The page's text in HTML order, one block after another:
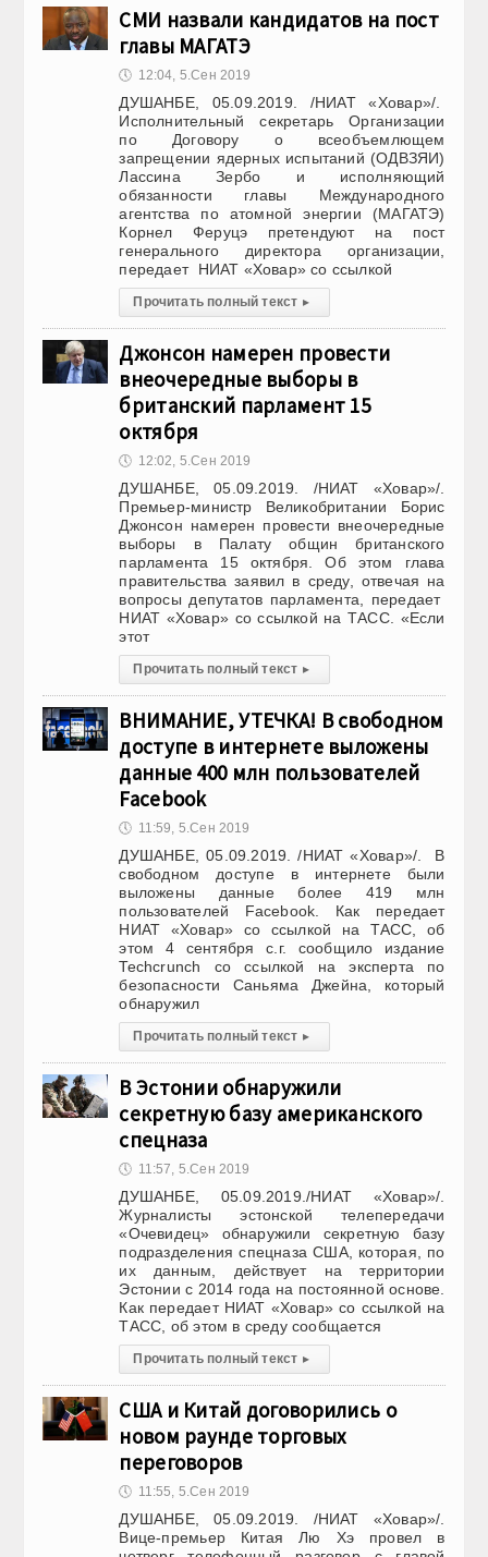
СМИ назвали кандидатов на пост
главы МАГАТЭ
🕔 12:04, 5.Сен 2019
ДУШАНБЕ, 05.09.2019. /НИАТ «Ховар»/.
Исполнительный секретарь Организации
по Договору о всеобъемлющем
запрещении ядерных испытаний (ОДВЗЯИ)
Лассина Зербо и исполняющий
обязанности главы Международного
агентства по атомной энергии (МАГАТЭ)
Корнел Феруцэ претендуют на пост
генерального директора организации,
передает НИАТ «Ховар» со ссылкой
Прочитать полный текст ▸
Джонсон намерен провести
внеочередные выборы в
британский парламент 15
октября
🕔 12:02, 5.Сен 2019
ДУШАНБЕ, 05.09.2019. /НИАТ «Ховар»/.
Премьер-министр Великобритании Борис
Джонсон намерен провести внеочередные
выборы в Палату общин британского
парламента 15 октября. Об этом глава
правительства заявил в среду, отвечая на
вопросы депутатов парламента, передает
НИАТ «Ховар» со ссылкой на ТАСС. «Если
этот
Прочитать полный текст ▸
ВНИМАНИЕ, УТЕЧКА! В свободном
доступе в интернете выложены
данные 400 млн пользователей
Facebook
🕔 11:59, 5.Сен 2019
ДУШАНБЕ, 05.09.2019. /НИАТ «Ховар»/. В
свободном доступе в интернете были
выложены данные более 419 млн
пользователей Facebook. Как передает
НИАТ «Ховар» со ссылкой на ТАСС, об
этом 4 сентября с.г. сообщило издание
Techcrunch со ссылкой на эксперта по
безопасности Саньяма Джейна, который
обнаружил
Прочитать полный текст ▸
В Эстонии обнаружили
секретную базу американского
спецназа
🕔 11:57, 5.Сен 2019
ДУШАНБЕ, 05.09.2019./НИАТ «Ховар»/.
Журналисты эстонской телепередачи
«Очевидец» обнаружили секретную базу
подразделения спецназа США, которая, по
их данным, действует на территории
Эстонии с 2014 года на постоянной основе.
Как передает НИАТ «Ховар» со ссылкой на
ТАСС, об этом в среду сообщается
Прочитать полный текст ▸
США и Китай договорились о
новом раунде торговых
переговоров
🕔 11:55, 5.Сен 2019
ДУШАНБЕ, 05.09.2019. /НИАТ «Ховар»/.
Вице-премьер Китая Лю Хэ провел в